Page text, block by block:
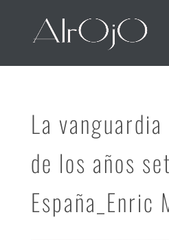
La
de los años
España_Enric